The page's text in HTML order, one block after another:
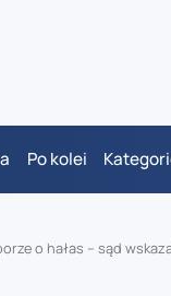
Po kolei
o hałas – sąd